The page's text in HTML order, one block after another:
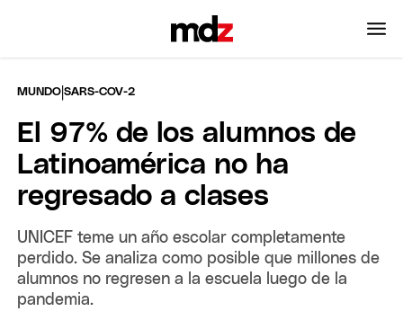
MUNDO |SARS-COV-2
El 97% de los alumnos de
Latinoamérica no ha
regresado a clases
UNICEF teme un año escolar completamente
perdido. Se analiza como posible que millones de
alumnos no regresen a la escuela luego de la
pandemia.